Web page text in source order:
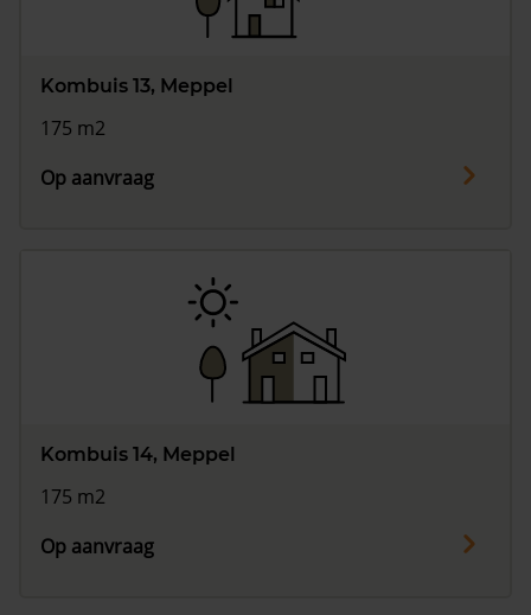
Kombuis 13, Meppel
175 m2
Op aanvraag
Kombuis 14, Meppel
175 m2
Op aanvraag